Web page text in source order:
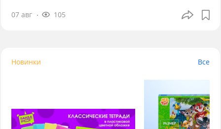
07 авг 105
Новинки Все